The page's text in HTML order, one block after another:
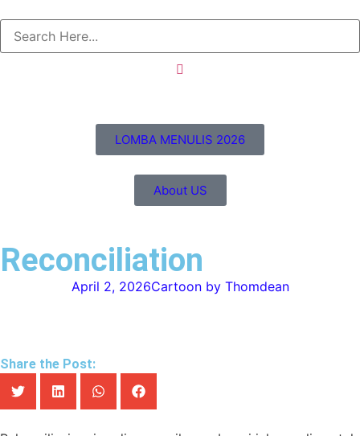
LOMBA MENULIS 2026
About US
Reconciliation
April 2, 2026Cartoon by Thomdean
Share the Post: